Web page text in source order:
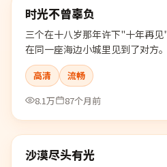
最新
时光不曾辜负
三个在十八岁那年许下"十年再
在同一座海边小城里见到了对方
高清
流畅
8.1万
87个月前
最新
沙漠尽头有光